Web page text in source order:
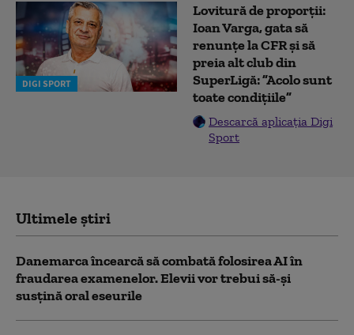
DIGI SPORT
Lovitură de proporții:
Ioan Varga, gata să
renunțe la CFR și să
preia alt club din
SuperLigă: ”Acolo sunt
toate condițiile”
Descarcă aplicația Digi
Sport
Ultimele știri
Danemarca încearcă să combată folosirea AI în
fraudarea examenelor. Elevii vor trebui să-şi
susţină oral eseurile